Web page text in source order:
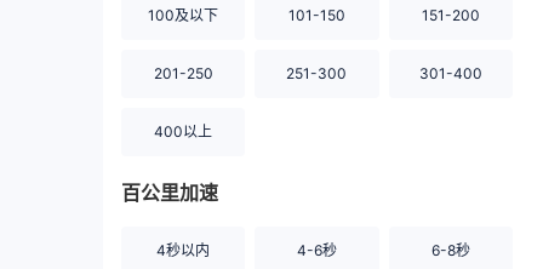
100及以下 101-150 151-200
201-250 251-300 301-400
400以上
百公里加速
4秒以内 4-6秒 6-8秒